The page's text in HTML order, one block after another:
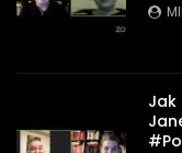
Jak